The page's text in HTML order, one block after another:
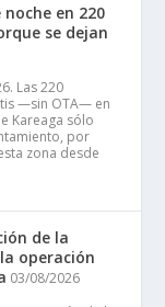
en 220
se dejan
Las 220
—sin OTA— en
Kareaga sólo
por
zona desde
de la
operación
03/08/2026